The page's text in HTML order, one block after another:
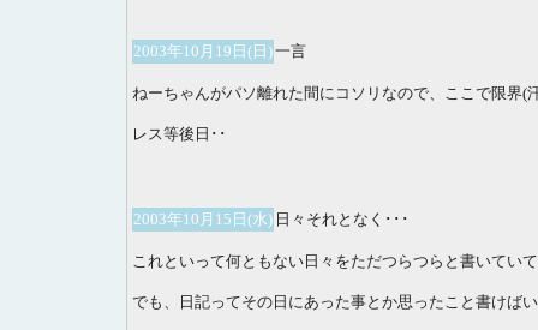
2003年10月19日(日)一言
ねーちゃんがパソ離れた間にコソリなので、ここで限界(
レス等後日･･
2003年10月15日(水) 日々それとなく･･･
これといって何ともない日々をただつらつらと書いてい
でも、日記ってその日にあった事とか思ったこと書けば